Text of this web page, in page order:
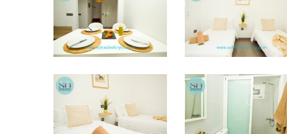
STFY47 STFY42